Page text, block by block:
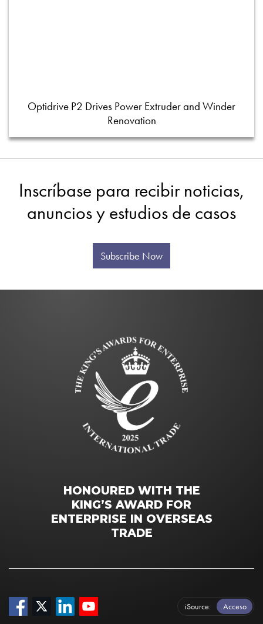
Optidrive P2 Drives Power Extruder and Winder
Renovation
Inscríbase para recibir noticias,
anuncios y estudios de casos
Subscribe Now
HONOURED WITH THE
KING’S AWARD FOR
ENTERPRISE IN OVERSEAS
TRADE
iSource Acceso